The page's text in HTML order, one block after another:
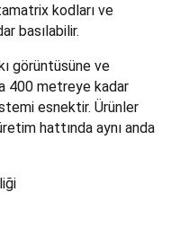
kodları ve
basılabilir.
görüntüsüne ve
400 metreye kadar
esnektir. Ürünler
hattında aynı anda